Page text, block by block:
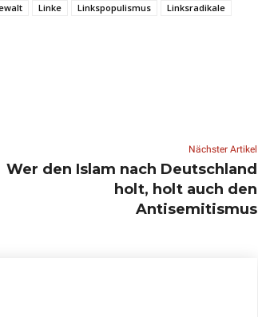
Linke Linkspopulismus
Linksradikale
Nächster Artikel
Wer den Islam nach Deutschland
holt, holt auch den
Antisemitismus